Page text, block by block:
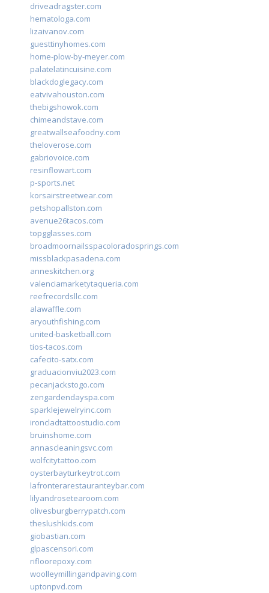
driveadragster.com
hematologa.com
lizaivanov.com
guesttinyhomes.com
home-plow-by-meyer.com
palatelatincuisine.com
blackdoglegacy.com
eatvivahouston.com
thebigshowok.com
chimeandstave.com
greatwallseafoodny.com
theloverose.com
gabriovoice.com
resinflowart.com
p-sports.net
korsairstreetwear.com
petshopallston.com
avenue26tacos.com
topgglasses.com
broadmoornailsspacoloradosprings.com
missblackpasadena.com
anneskitchen.org
valenciamarketytaqueria.com
reefrecordsllc.com
alawaffle.com
aryouthfishing.com
united-basketball.com
tios-tacos.com
cafecito-satx.com
graduacionviu2023.com
pecanjackstogo.com
zengardendayspa.com
sparklejewelryinc.com
ironcladtattoostudio.com
bruinshome.com
annascleaningsvc.com
wolfcitytattoo.com
oysterbayturkeytrot.com
lafronterarestauranteybar.com
lilyandrosetearoom.com
olivesburgberrypatch.com
theslushkids.com
giobastian.com
glpascensori.com
rifloorepoxy.com
woolleymillingandpaving.com
uptonpvd.com